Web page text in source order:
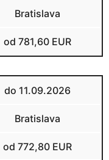
Bratislava
od 781,60 EUR
do 11.09.2026
Bratislava
od 772,80 EUR